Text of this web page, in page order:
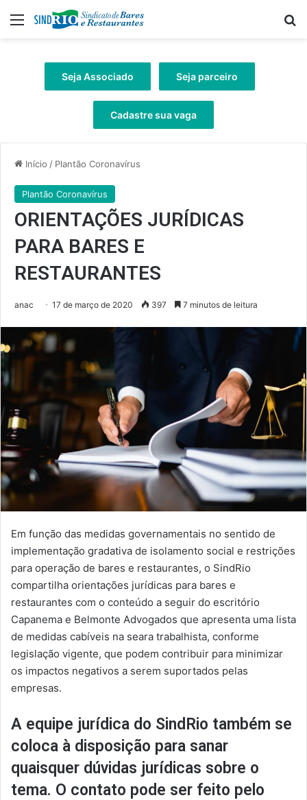
Menu
Seja Associado Seja parceiro
Cadastre sua vaga
Início / Plantão Coronavírus
Plantão Coronavírus
ORIENTAÇÕES JURÍDICAS
PARA BARES E
RESTAURANTES
anac 17 de março de 2020 397 7 minutos de leitura
Em função das medidas governamentais no sentido de
implementação gradativa de isolamento social e restrições
para operação de bares e restaurantes, o SindRio
compartilha orientações jurídicas para bares e
restaurantes com o conteúdo a seguir do escritório
Capanema e Belmonte Advogados que apresenta uma lista
de medidas cabíveis na seara trabalhista, conforme
legislação vigente, que podem contribuir para minimizar
os impactos negativos a serem suportados pelas
empresas.
A equipe jurídica do SindRio também se
coloca à disposição para sanar
quaisquer dúvidas jurídicas sobre o
tema. O contato pode ser feito pelo